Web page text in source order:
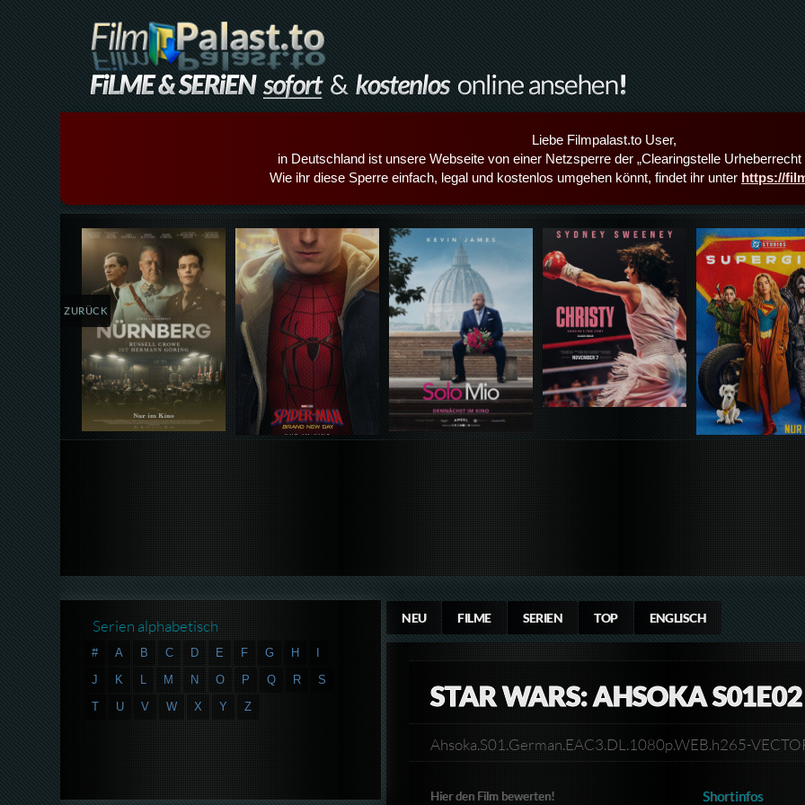
Liebe Filmpalast.to User,
in Deutschland ist unsere Webseite von einer Netzsperre der „Clearingstelle Urheberrecht
Wie ihr diese Sperre einfach, legal und kostenlos umgehen könnt, findet ihr unter https://
Details,Play Details,Play Details,Play Details,Play Details,Play
ZURÜCK
NEU FILME SERIEN TOP ENGLISCH
STAR WARS: AHSOKA S01E02
Ahsoka.S01.German.EAC3.DL.1080p.WEB.h265-
Hier den Film bewerten! Shortinfos
Serien alphabetisch
# A B C D E F G H
J
K L M N O P Q R
S
T
U V W X Y Z